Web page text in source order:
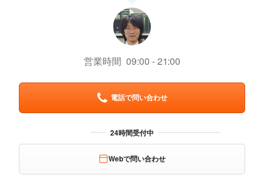
営業時間 09:00 21:00
電話で問い合わせ
Webで問い合わせ